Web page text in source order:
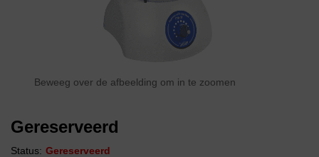
Beweeg over de afbeelding om in te zoomen
Gereserveerd
Status: Gereserveerd